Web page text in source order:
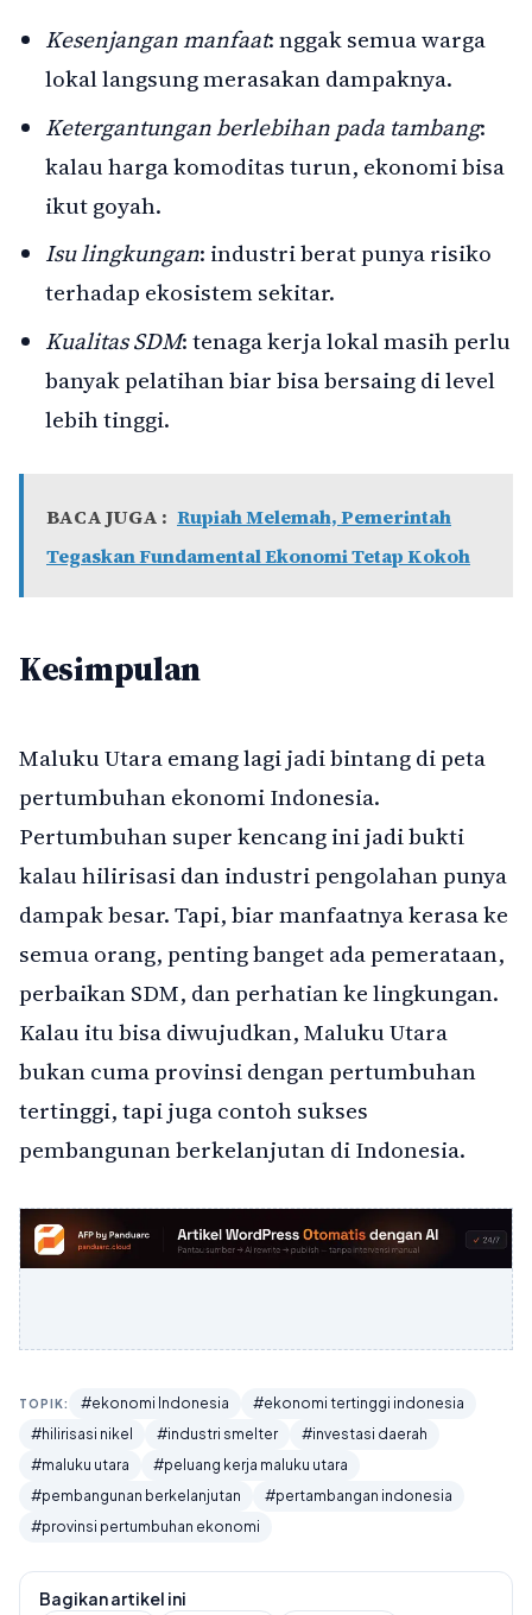
Kesenjangan manfaat: nggak semua warga
lokal langsung merasakan dampaknya.
Ketergantungan berlebihan pada tambang:
kalau harga komoditas turun, ekonomi bisa
ikut goyah.
Isu lingkungan: industri berat punya risiko
terhadap ekosistem sekitar.
Kualitas SDM: tenaga kerja lokal masih perlu
banyak pelatihan biar bisa bersaing di level
lebih tinggi.
BACA JUGA : Rupiah Melemah, Pemerintah
Tegaskan Fundamental Ekonomi Tetap Kokoh
Kesimpulan
Maluku Utara emang lagi jadi bintang di peta
pertumbuhan ekonomi Indonesia.
Pertumbuhan super kencang ini jadi bukti
kalau hilirisasi dan industri pengolahan punya
dampak besar. Tapi, biar manfaatnya kerasa ke
semua orang, penting banget ada pemerataan,
perbaikan SDM, dan perhatian ke lingkungan.
Kalau itu bisa diwujudkan, Maluku Utara
bukan cuma provinsi dengan pertumbuhan
tertinggi, tapi juga contoh sukses
pembangunan berkelanjutan di Indonesia.
TOPIK: #ekonomi Indonesia
#ekonomi tertinggi indonesia
#hilirisasi nikel
#industri smelter
#investasi daerah
#maluku utara
#peluang kerja maluku utara
#pembangunan berkelanjutan
#pertambangan indonesia
#provinsi pertumbuhan ekonomi
Bagikan artikel ini